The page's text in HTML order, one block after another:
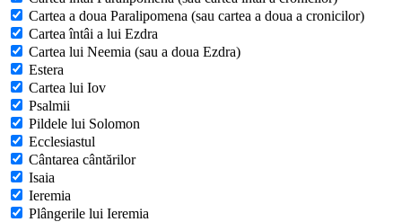
Cartea a doua Paralipomena (sau cartea a doua a cronicilor)
Cartea întâi a lui Ezdra
Cartea lui Neemia (sau a doua Ezdra)
Estera
Cartea lui Iov
Psalmii
Pildele lui Solomon
Ecclesiastul
Cântarea cântărilor
Isaia
Ieremia
Plângerile lui Ieremia